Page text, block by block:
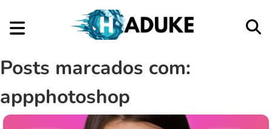
Posts marcados com:
appphotoshop